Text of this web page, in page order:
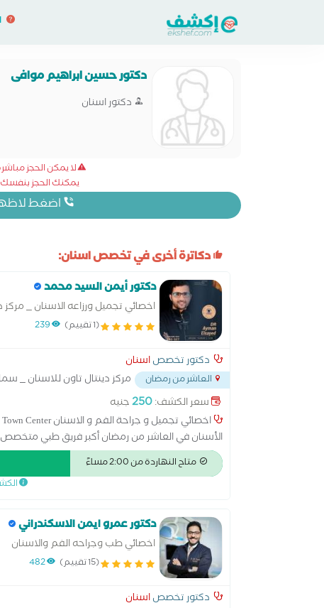
دكتور حسين ابراهيم موافى
دكتور اسنان
لا يمكن الحجز
يمكنك الحجز بنفسك
اضغط
دكاترة أخرى في تخصص اسنان:
دكتور أيمن السيد محمد
اخصائي تجميل ورزاعه الاسنان _ مركز
(1 تقييم) 239
دكتور تخصصاسنان
العاشر من رمضان مركز دينتال تاون للاسنان _
سعر الكشف:250جنيه
الأسنان في العاشر من رمضان أكبر فريق طبي
أسنان الأطفال فريق طبي مساعد مدرب على أعلى
أمام البنك العربي الأفريقي.
متاح النهاردة من 2:00 مساءً
دكتور عمرو ايمن الاسكندراني
اخصائي طب وجراحه الفم والاسنان
(15 تقييم) 482
دكتور تخصصاسنان